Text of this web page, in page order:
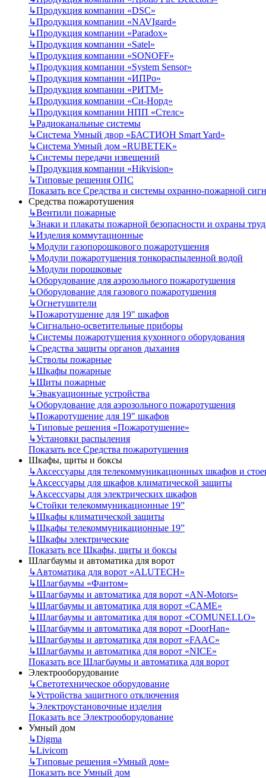
↳Продукция компании «DSC»
↳Продукция компании «NAVIgard»
↳Продукция компании «Paradox»
↳Продукция компании «Satel»
↳Продукция компании «SONOFF»
↳Продукция компании «System Sensor»
↳Продукция компании «ИПРо»
↳Продукция компании «РИТМ»
↳Продукция компании «Си-Норд»
↳Продукция компании НПП «Стелс»
↳Радиоканальные системы
↳Система Умный двор «БАСТИОН Smart Yard»
↳Система Умный дом «RUBETEK»
↳Системы передачи извещений
↳Продукция компании «Hikvision»
↳Типовые решения ОПС
Показать все Средства и системы охранно-пожарной
Средства пожаротушения
↳Вентили пожарные
↳Знаки и плакаты пожарной безопасности и охраны
↳Изделия коммутационные
↳Модули газопорошкового пожаротушения
↳Модули пожаротушения тонкораспыленной водой
↳Модули порошковые
↳Оборудование для аэрозольного пожаротушения
↳Оборудование для газового пожаротушения
↳Огнетушители
↳Пожаротушение для 19" шкафов
↳Сигнально-осветительные приборы
↳Системы пожаротушения кухонного оборудования
↳Средства защиты органов дыхания
↳Стволы пожарные
↳Шкафы пожарные
↳Щиты пожарные
↳Эвакуационные устройства
↳Оборудование для аэрозольного пожаротушения
↳Пожаротушение для 19" шкафов
↳Типовые решения «Пожаротушение»
↳Установки распыления
Показать все Средства пожаротушения
Шкафы, щиты и боксы
↳Аксессуары для телекоммуникационных шкафов и
↳Аксессуары для шкафов климатической защиты
↳Аксессуары для электрических шкафов
↳Стойки телекоммуникационные 19”
↳Шкафы климатической защиты
↳Шкафы телекоммуникационные 19”
↳Шкафы электрические
Показать все Шкафы, щиты и боксы
Шлагбаумы и автоматика для ворот
↳Автоматика для ворот «ALUTECH»
↳Шлагбаумы «Фантом»
↳Шлагбаумы и автоматика для ворот «AN-Motors»
↳Шлагбаумы и автоматика для ворот «CAME»
↳Шлагбаумы и автоматика для ворот «COMUNELLO»
↳Шлагбаумы и автоматика для ворот «DoorHan»
↳Шлагбаумы и автоматика для ворот «FAAC»
↳Шлагбаумы и автоматика для ворот «NICE»
Показать все Шлагбаумы и автоматика для ворот
Электрооборудование
↳Светотехническое оборудование
↳Устройства защитного отключения
↳Электроустановочные изделия
Показать все Электрооборудование
Умный дом
↳Digma
↳Livicom
↳Типовые решения «Умный дом»
Показать все Умный дом